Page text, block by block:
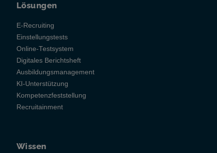
Lösungen
E-Recruiting
Einstellungstests
Online-Testsystem
Digitales Berichtsheft
Ausbildungsmanagement
KI-Unterstützung
Kompetenzfeststellung
Recruitainment
Wissen